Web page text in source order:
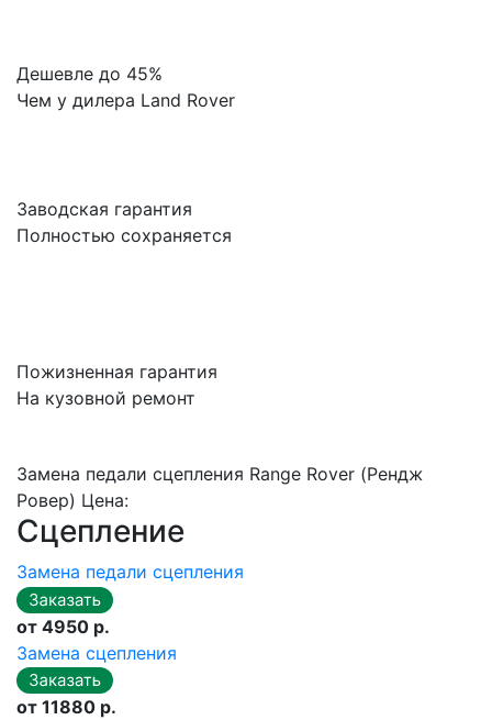
Дешевле до 45%
Чем у дилера Land Rover
Заводская гарантия
Полностью сохраняется
Пожизненная гарантия
На кузовной ремонт
Замена педали сцепления Range Rover (Рендж
Ровер) Цена:
Сцепление
Замена педали сцепления
от 4950 р.
Замена сцепления
от 11880 р.